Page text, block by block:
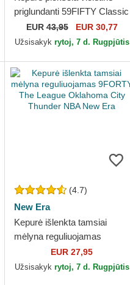
priglundanti 59FIFTY Classic
Toronto Raptors NBA New
Era
EUR43,95 EUR 30,77
Užsisakyk rytoj, 7 d. Rugpjūtis
(4.7)
New Era
Kepurė išlenkta tamsiai
mėlyna reguliuojamas
9FORTY The League
Oklahoma City Thunder NBA
EUR 27,95
Užsisakyk rytoj, 7 d. Rugpjūtis